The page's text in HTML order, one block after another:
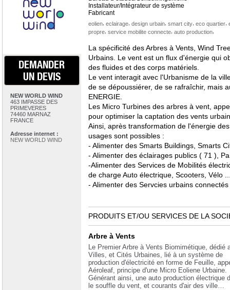
DEMANDER
UN DEVIS
NEW WORLD WIND
463 IMPASSE DES
PRIMEVERES
74460 MARNAZ
FRANCE
Adresse internet :
NEW WORLD WIND
Installateur/Intégrateur de système
Fabricant
eolien, eclairage, design urbain, smart city, eco quartier,
propre, service mobilite connecte, auto production,
La spécificité des Arbres à Vents, Wind
Urbains. Le vent est un flux d'énergie qui
des fluides et des corps matériels.
Le vent interagit avec l'Urbanisme de la
de se dépoussiérer, de se rafraîchir, mais
ENERGIE.
Les Micro Turbines des arbres à vent,
pour optimiser la captation des vents
Ainsi, après transformation de l'énergie
usages sont possibles :
- Alimenter des Smarts Buildings, Smarts
- Alimenter des éclairages publics ( 71 ),
-Alimenter des Services de Mobilités
de charge Auto électrique, Scooters, Vélo
- Alimenter des Servcies urbains
PRODUITS ET/OU SERVICES DE LA
Arbre à Vents
Le Premier Arbre à Vents Biomimétique, dédié
Villes, et Cités Urbaines, lié à un système de
production d'électricité en forme de Feuille,
Aéroleaf, principe d'une Micro Eoliene Urbaine.
Générant ainsi, une auto production électrique
le souffle du vent, et courants d'air des ville…